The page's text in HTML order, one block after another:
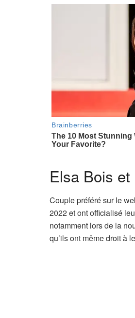
Elsa Bois et
Couple préféré sur le
2022 et ont officialisé
notamment lors de la
qu’ils ont même droit à